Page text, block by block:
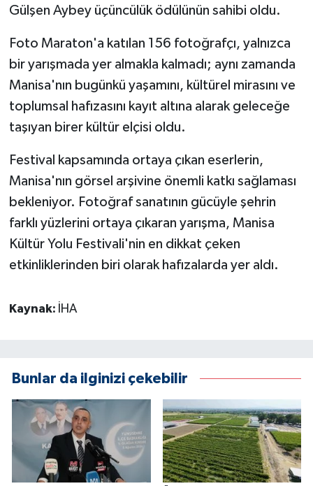
Gülşen Aybey üçüncülük ödülünün sahibi oldu.
Foto Maraton'a katılan 156 fotoğrafçı, yalnızca
bir yarışmada yer almakla kalmadı; aynı zamanda
Manisa'nın bugünkü yaşamını, kültürel mirasını ve
toplumsal hafızasını kayıt altına alarak geleceğe
taşıyan birer kültür elçisi oldu.
Festival kapsamında ortaya çıkan eserlerin,
Manisa'nın görsel arşivine önemli katkı sağlaması
bekleniyor. Fotoğraf sanatının gücüyle şehrin
farklı yüzlerini ortaya çıkaran yarışma, Manisa
Kültür Yolu Festivali'nin en dikkat çeken
etkinliklerinden biri olarak hafızalarda yer aldı.
Kaynak: İHA
Bunlar da ilginizi çekebilir